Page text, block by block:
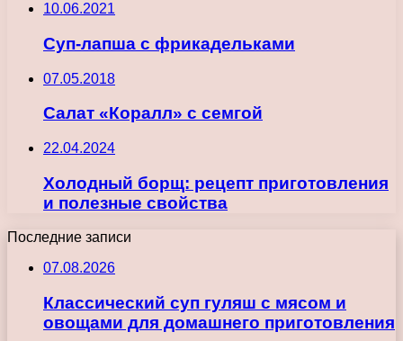
10.06.2021
Суп-лапша с фрикадельками
07.05.2018
Салат «Коралл» с семгой
22.04.2024
Холодный борщ: рецепт приготовления
и полезные свойства
Последние записи
07.08.2026
Классический суп гуляш с мясом и
овощами для домашнего приготовления